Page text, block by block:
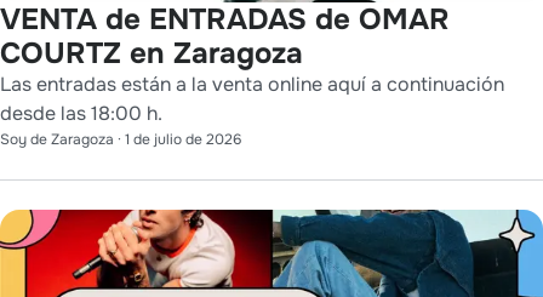
VENTA de ENTRADAS de OMAR
COURTZ en Zaragoza
Las entradas están a la venta online aquí a continuación
desde las 18:00 h.
Soy de Zaragoza · 1 de julio de 2026